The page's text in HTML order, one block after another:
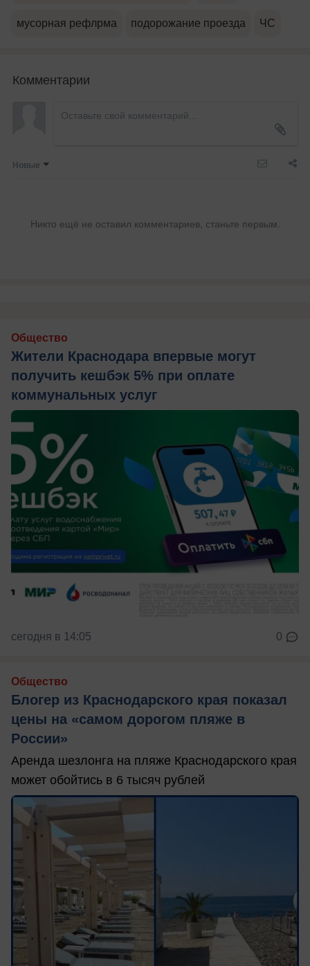
мусорная рефлрма подорожание проезда ЧС
Комментарии
Новые
Никто ещё не оставил комментариев, станьте первым.
Общество
Жители Краснодара впервые могут
получить кешбэк 5% при оплате
коммунальных услуг
сегодня в 14:05 0
Общество
Блогер из Краснодарского края показал
цены на «самом дорогом пляже в
России»
Аренда шезлонга на пляже Краснодарского края
может обойтись в 6 тысяч рублей